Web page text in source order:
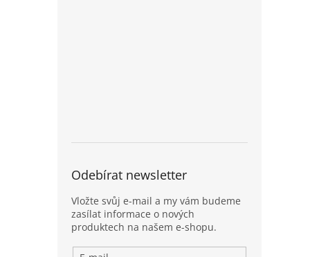
Odebírat newsletter
Vložte svůj e-mail a my vám budeme
zasílat informace o nových
produktech na našem e-shopu.